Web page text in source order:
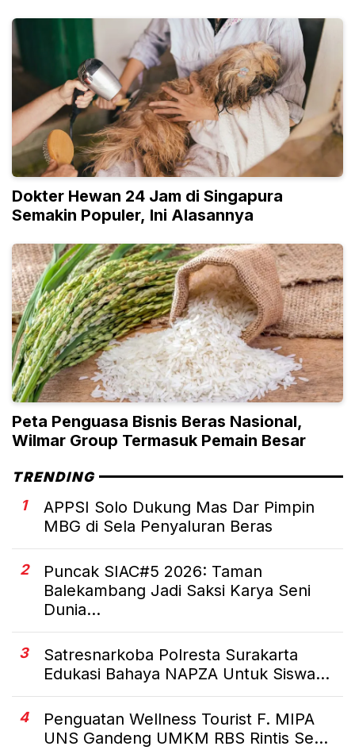
Dokter Hewan 24 Jam di Singapura
Semakin Populer, Ini Alasannya
Peta Penguasa Bisnis Beras Nasional,
Wilmar Group Termasuk Pemain Besar
TRENDING
1
APPSI Solo Dukung Mas Dar Pimpin
MBG di Sela Penyaluran Beras
2
Puncak SIAC#5 2026: Taman
Balekambang Jadi Saksi Karya Seni
Dunia...
3
Satresnarkoba Polresta Surakarta
Edukasi Bahaya NAPZA Untuk Siswa...
4
Penguatan Wellness Tourist F. MIPA
UNS Gandeng UMKM RBS Rintis Se...